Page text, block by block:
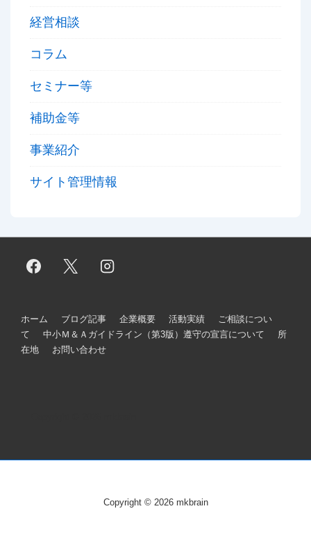
経営相談
コラム
セミナー等
補助金等
事業紹介
サイト管理情報
フ
ッ
ー
ホーム ブログ記事 企業概要 活動実績
ご相談につい
て
中小Ｍ＆Ａガイドライン（第3版）遵守の宣言について
所
在地
お問い合わせ
Copyright © 2026 mkbrain